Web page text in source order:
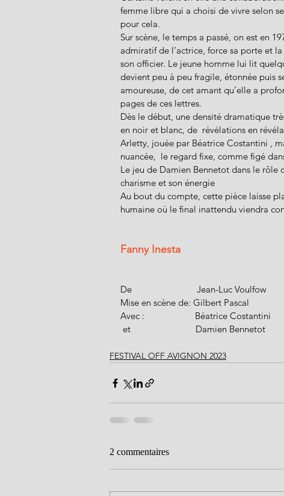
femme libre qui a choisi de vivre selon
pour cela.
Sur scène, le temps a passé, on est en
admiratif de l’actrice, force sa porte et
son officier. Le jeune homme lui lit
devient peu à peu fragile, étonnée puis
amoureuse, de cet amant qu’elle a
pages de ces lettres.
Dès le début, une densité dramatique
en noir et blanc, de  révélations en
Arletty, jouée par Béatrice Costantini ,
nuancée,  le regard fixe, comme figé
Le jeu de Damien Bennetot dans le rôle
charisme et son énergie
Au bout du compte, cette pièce laisse
humaine où le final inattendu viendra
Fanny Inesta
De                           Jean-Luc Voulfow
Mise en scène de: Gilbert Pascal
Avec :                     Béatrice Costantini
et                           Damien Bennetot
FESTIVAL OFF AVIGNON 2023
2 commentaires